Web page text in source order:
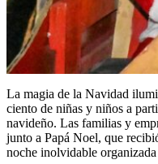
La magia de la Navidad
ciento de niñas y niños a
navideño. Las familias y
junto a Papá Noel, que
noche inolvidable